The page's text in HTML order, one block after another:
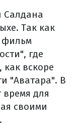
Салдана
Так как
фильм
где
вскоре
"Аватара". В
время для
своими